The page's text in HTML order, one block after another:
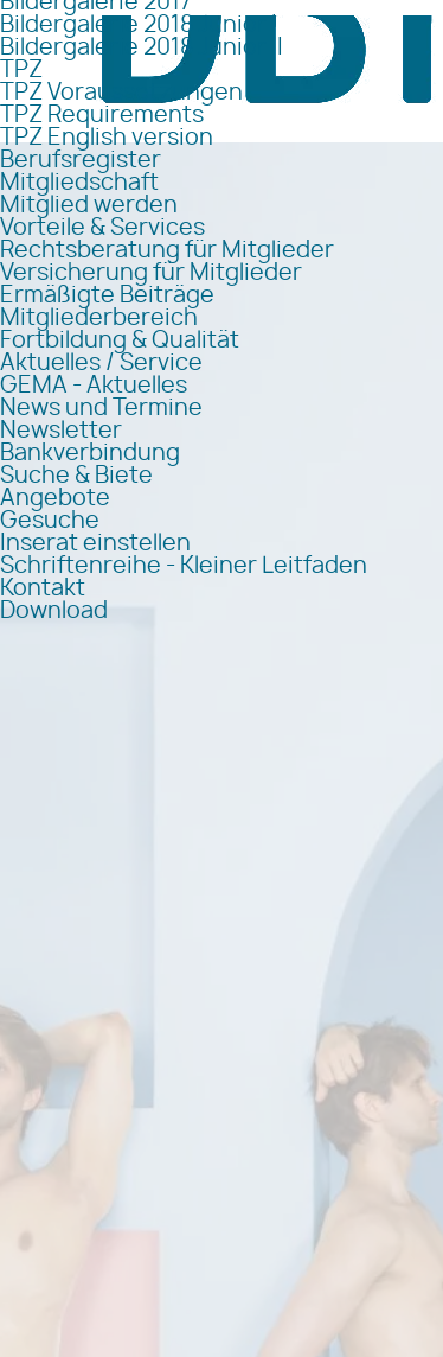
Bildergalerie 2018 Junior I
Bildergalerie 2018 Junior II
TPZ
TPZ Voraussetzungen
TPZ Requirements
TPZ English version
Berufsregister
Mitgliedschaft
Mitglied werden
Vorteile & Services
Rechtsberatung für Mitglieder
Versicherung für Mitglieder
Ermäßigte Beiträge
Mitgliederbereich
Fortbildung & Qualität
Aktuelles / Service
GEMA - Aktuelles
News und Termine
Newsletter
Bankverbindung
Suche & Biete
Angebote
Gesuche
Inserat einstellen
Schriftenreihe - Kleiner Leitfaden
Kontakt
Download